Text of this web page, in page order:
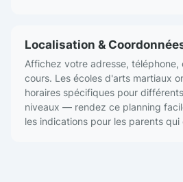
Localisation &
Affichez votre adresse, téléphone,
cours. Les écoles d'arts martiaux
horaires spécifiques pour
niveaux — rendez ce planning
les indications pour les parents